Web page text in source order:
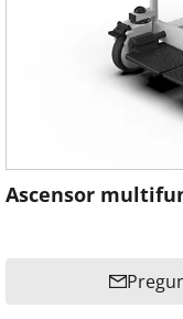
Ascensor